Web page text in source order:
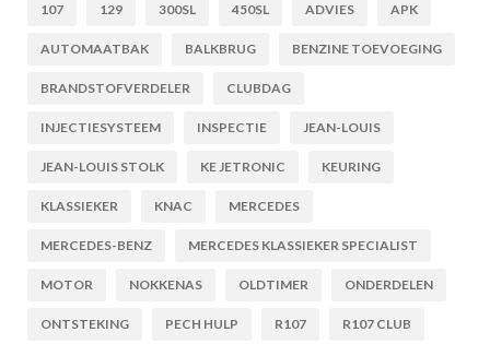
107 129 300SL 450SL ADVIES APK
AUTOMAATBAK BALKBRUG BENZINE TOEVOEGING
BRANDSTOFVERDELER CLUBDAG
INJECTIESYSTEEM INSPECTIE JEAN-LOUIS
JEAN-LOUIS STOLK KE JETRONIC KEURING
KLASSIEKER KNAC MERCEDES
MERCEDES-BENZ MERCEDES KLASSIEKER SPECIALIST
MOTOR NOKKENAS OLDTIMER ONDERDELEN
ONTSTEKING PECH HULP R107 R107 CLUB